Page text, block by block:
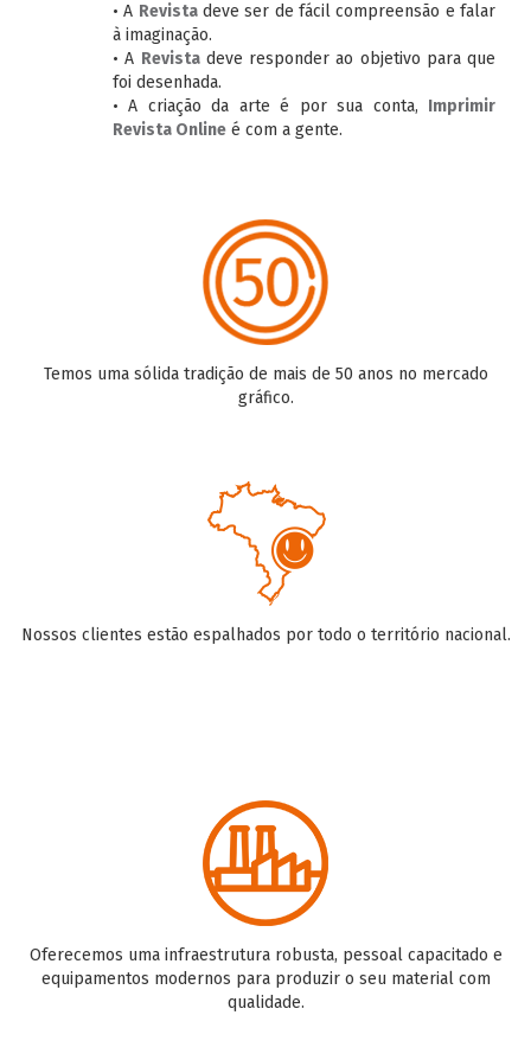
• A Revistadeve ser de fácil compreensão e falar
à imaginação.
• A Revistadeve responder ao objetivo para que
foi desenhada.
• A criação da arte é por sua conta, Imprimir
Revista Online é com a gente.
Temos uma sólida tradição de mais de 50 anos no mercado
gráfico.
Nossos clientes estão espalhados por todo o território nacional.
Oferecemos uma infraestrutura robusta, pessoal capacitado e
equipamentos modernos para produzir o seu material com
qualidade.